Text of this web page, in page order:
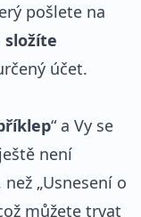
pošlete na
složíte
účet.
“ a Vy se
není
„Usnesení o
můžete trvat